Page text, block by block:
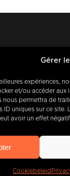
Gérer
expériences,
et/ou accéder aux
nous permettra de
ID uniques sur ce site.
avoir un effet
Cookiebeleid